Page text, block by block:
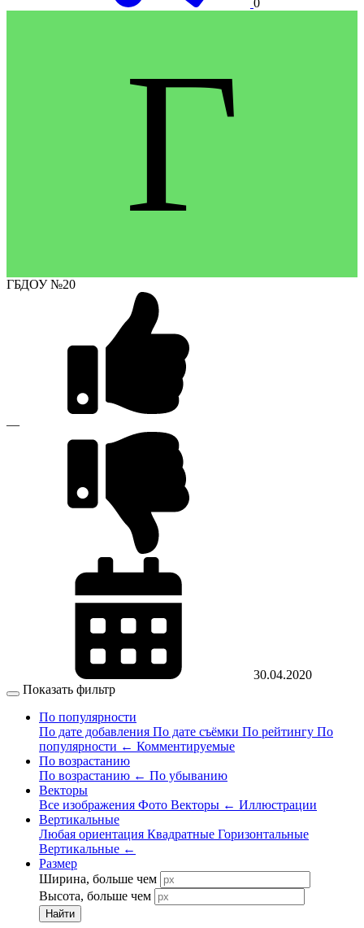
0
Г
ГБДОУ №20
—
30.04.2020
Показать фильтр
По популярности
По дате добавления По дате съёмки По рейтингу По
популярности ← Комментируемые
По возрастанию
По возрастанию ← По убыванию
Векторы
Все изображения Фото Векторы ← Иллюстрации
Вертикальные
Любая ориентация Квадратные Горизонтальные
Вертикальные ←
Размер
Ширина, больше чем
Высота, больше чем
Найти